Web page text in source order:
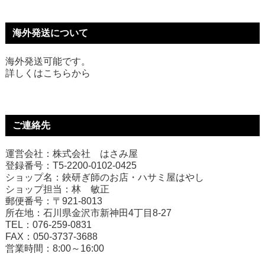
海外発送について
海外発送可能です。
詳しくはこちらから
ご連絡先
運営会社：株式会社 はさみ屋
登録番号：T5-2200-0102-0425
ショップ名：鋏研ぎ師のお店・ハサミ屋はやし
ショップ担当：林 敏正
郵便番号：〒921-8013
所在地：石川県金沢市新神田4丁目8-27
TEL：076-259-0831
FAX：050-3737-3688
営業時間：8:00～16:00